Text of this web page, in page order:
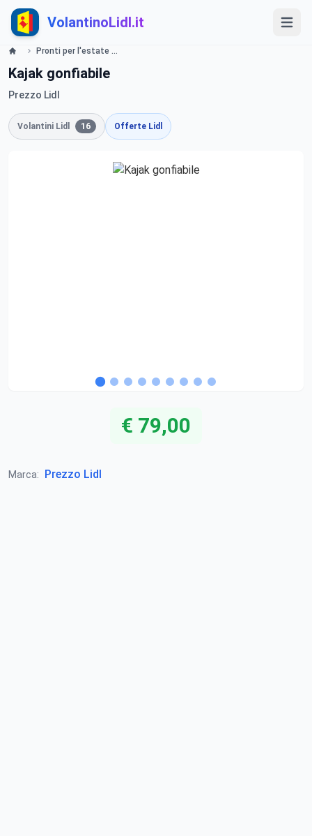
VolantinoLidl.it
Pronti per l'estate La vacanza perfetta Lidl
Kajak gonfiabile
Prezzo Lidl
Volantini Lidl 16 Offerte Lidl
€ 79,00
Marca: Prezzo Lidl